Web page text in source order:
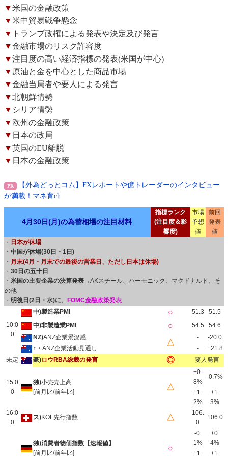
▼米国の金融政策
▼米中貿易戦争懸念
▼ トランプ政権による発表や決定及び発言
▼金融市場のリスク許容度
▼注目度の高い経済指標の発表(米国が中心)
▼ 原油と金を中心とした商品市場
▼金融当局者や要人による発言
▼北朝鮮情勢
▼ シリア情勢
▼ 欧州の金融政策
▼ 日本の政局
▼英国のEU離脱
▼ 日本の金融政策
【外為どっとコム】FXレポートや億トレーダーのインタビュー
が満載！マネ育ch
4月30日(月)の為替相場の注目材料
指標ランク
(注目度＆影
響度)
市場
予想
値
前回
発表
値
・ 日本が休場
・ 中国が休場(30日・1日)
・ 月末(4月・月末での最後の営業日、ただし日本は休場)
・ 30日の五十日
・ 米国の主要企業の決算発表→AKスチール、ハーモニック、マクドナルド、そ
の他
・ 明後日(2日・水)に、 FOMC金融政策発表
10:0
0
中)製造業PMI ○ 51.3
51.5
中)非製造業PMI
○ 54.5
54.6
NZ)ANZ企業景況感
△
-
-20.0
↑・ ANZ企業活動見通し -
+21.8
未定
豪)ロウRBA総裁の発言 ◎ 要人発言
15:0
0
独)小売売上高
[前月比/前年比]
△
+0.
8%
-0.7%
+1.
2%
+1.
3%
16:0
0
ス)KOF先行指数 △
106.
0
106.0
独)消費者物価指数【速報値】
[前月比/前年比]
○
-0.
1%
+0.
4%
+1.
+1.